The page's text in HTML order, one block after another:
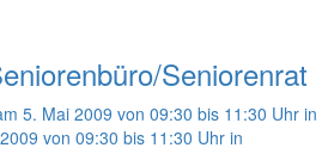
Seniorenrat
5. Mai 2009 von 09:30 bis 11:30 Uhr in
von 09:30 bis 11:30 Uhr in